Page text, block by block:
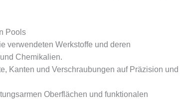
Pools
verwendeten Werkstoffe und deren
Chemikalien.
Kanten und Verschraubungen auf Präzision und
Oberflächen und funktionalen